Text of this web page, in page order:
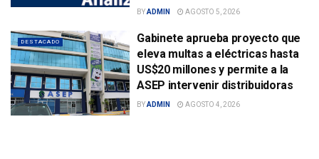
BYADMIN AGOSTO 5, 2026
DESTACADO
Gabinete aprueba proyecto que
eleva multas a eléctricas hasta
US$20 millones y permite a la
ASEP intervenir distribuidoras
BYADMIN AGOSTO 4, 2026